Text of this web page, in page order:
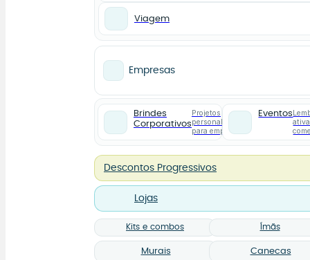
Viagem
Empresas
Brindes
Corporativos
Projetos
personalizados
para empresas
Eventos
Descontos Progressivos
Lojas
Kits e combos Ímãs
Murais Canecas